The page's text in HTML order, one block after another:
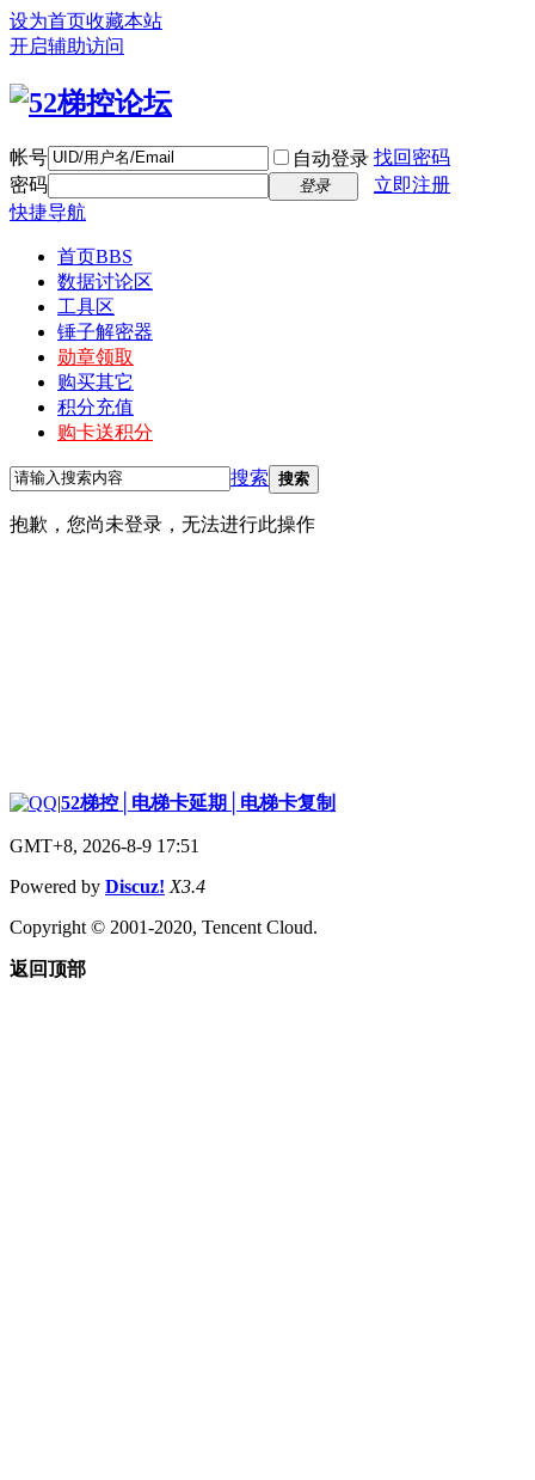
设为首页收藏本站
开启辅助访问
帐号 自动登录 找回密码
密码
登录
立即注册
快捷导航
首页BBS
数据讨论区
工具区
锤子解密器
勋章领取
购买其它
积分充值
购卡送积分
搜索 搜索
抱歉，您尚未登录，无法进行此操作
|52梯控│电梯卡延期│电梯卡复制
GMT+8, 2026-8-9 17:51
Powered by Discuz! X3.4
Copyright © 2001-2020, Tencent Cloud.
返回顶部